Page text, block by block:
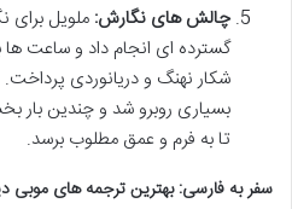
چالش های نگارش: ملویل
گسترده ای انجام داد و ساعت ها
شکار نهنگ و دریانوردی
بسیاری روبرو شد و چندین بار
تا به فرم و عمق مطلوب برسد.
سفر به فارسی: بهترین ترجمه های موبی